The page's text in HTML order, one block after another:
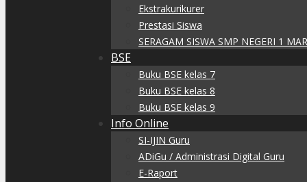
Ekstrakurikurer
Prestasi Siswa
SERAGAM SISWA SMP NEGERI 1
BSE
Buku BSE kelas 7
Buku BSE kelas 8
Buku BSE kelas 9
Info Online
SI-IJIN Guru
ADiGu / Administrasi Digital Guru
E-Raport